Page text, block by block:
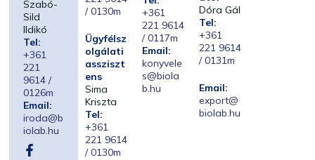
Szabó-
Sild
Ildikó
Tel:
+361
221
9614 /
0126m
Email:
iroda@b
iolab.hu
/ 0130m
Ügyfélsz
olgálati
assziszt
ens
Sima
Kriszta
Tel:
+361
221 9614
/ 0130m
+361
221 9614
/ 0117m
Email:
konyvele
s@biola
b.hu
Dóra Gál
Tel:
+361
221 9614
/ 0131m
Email:
export@
biolab.hu